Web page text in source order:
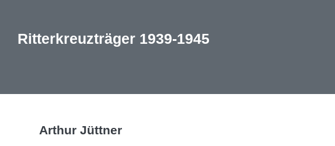
Ritterkreuzträger 1939-1945
Arthur Jüttner